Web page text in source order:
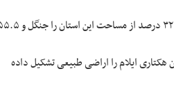
ایلام در زمره استان‌هایی است که در هفته های اخیر شاهد وقوع آتش سوزی های پراکنده در بخش های مختلف بود؛ ۳۲
میلیون و ۷۰۰ هزار هکتار از گستره دو میلیون هکتاری ایلام را اراضی طبیعی تشکیل داده